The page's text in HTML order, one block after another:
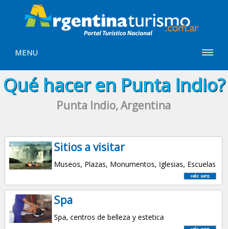
MENU
Qué hacer en Punta Indio?
Punta Indio, Argentina
Sitios a visitar
Museos, Plazas, Monumentos, Iglesias, Escuelas
Spa
Spa, centros de belleza y estetica